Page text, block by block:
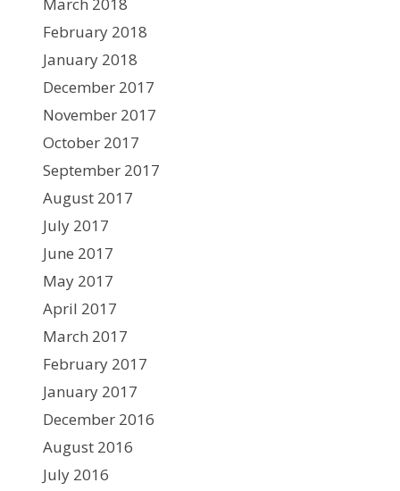
March 2018
February 2018
January 2018
December 2017
November 2017
October 2017
September 2017
August 2017
July 2017
June 2017
May 2017
April 2017
March 2017
February 2017
January 2017
December 2016
August 2016
July 2016